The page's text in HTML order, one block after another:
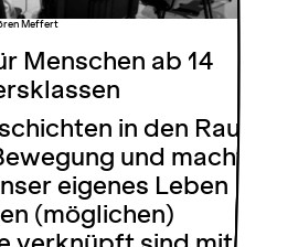
Meffert
Menschen ab 14
in den Raum.
und macht sie
eigenes Leben
(möglichen)